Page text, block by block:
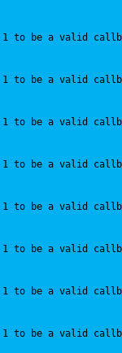
1 to be a valid
1 to be a valid
1 to be a valid
1 to be a valid
1 to be a valid
1 to be a valid
1 to be a valid
1 to be a valid